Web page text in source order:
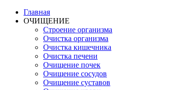
Главная
ОЧИЩЕНИЕ
Строение организма
Очистка организма
Очистка кишечника
Очистка печени
Очищение почек
Очищение сосудов
Очищение суставов